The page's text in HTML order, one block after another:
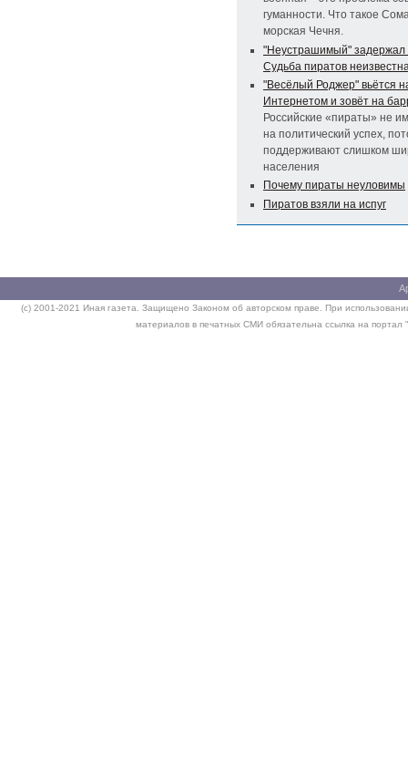
гуманности. Что такое
морская Чечня.
"Неустрашимый" задержал
Судьба пиратов
"Весёлый Роджер" вьётся
Интернетом и зовёт на
Российские «пираты» не
на политический успех,
поддерживают слишком
населения
Почему пираты неуловимы
Пиратов взяли на испуг
(c) 2001-2021 Иная газета. Защищено Законом об авторском праве. При
материалов в печатных СМИ обязательна ссылка на